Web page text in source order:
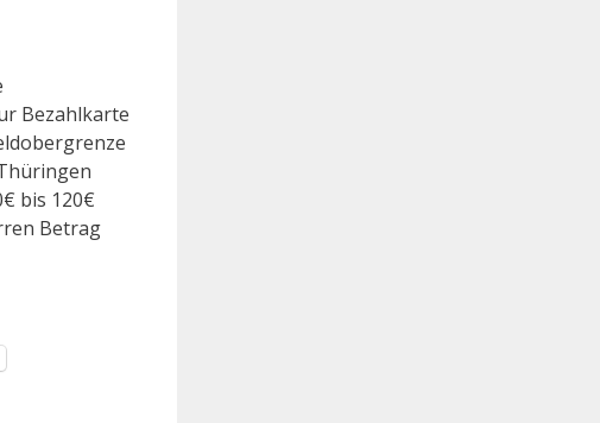
Bezahlkarte
bis 120€
Betrag